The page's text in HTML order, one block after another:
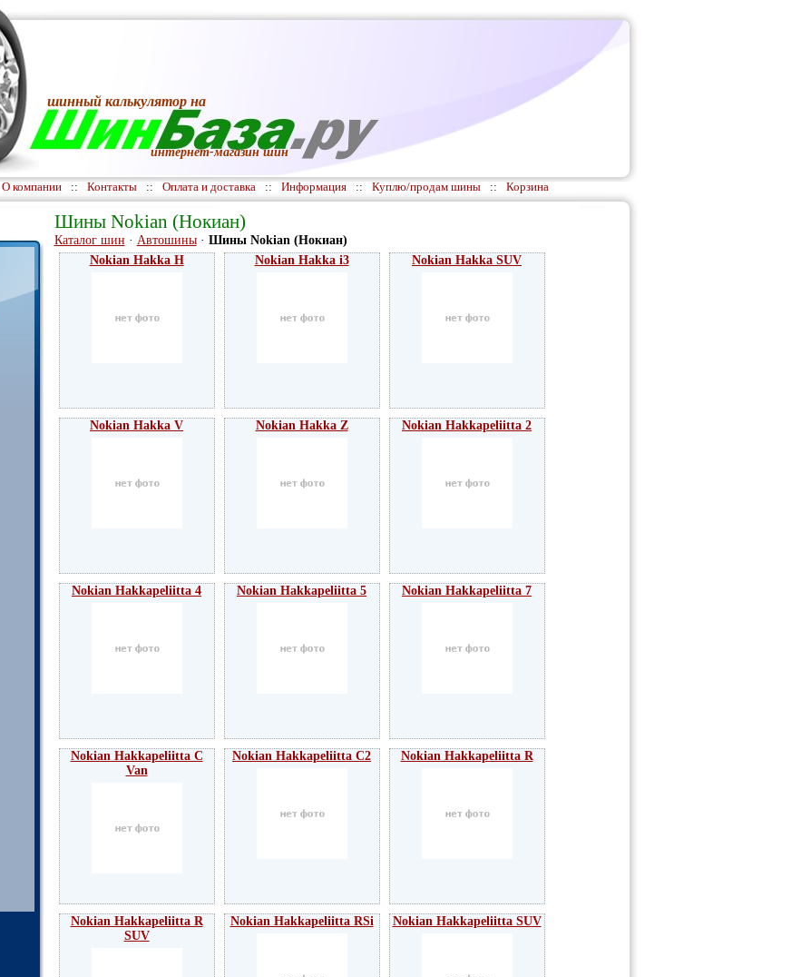
шинный калькуляторна
интернет-магазин шин
О компании :: Контакты :: Оплата и доставка :: Информация :: Куплю/продам шины :: Корзина
Шины Nokian (Нокиан)
Каталог шин · Автошины· Шины Nokian (Нокиан)
Nokian Hakka H
Nokian Hakka i3 Nokian Hakka SUV
Nokian Hakka V Nokian Hakka Z Nokian Hakkapeliitta 2
Nokian Hakkapeliitta 4 Nokian Hakkapeliitta 5 Nokian Hakkapeliitta 7
Nokian Hakkapeliitta C
Van
Nokian Hakkapeliitta C2 Nokian Hakkapeliitta R
Nokian Hakkapeliitta R
SUV
Nokian Hakkapeliitta RSi Nokian Hakkapeliitta SUV